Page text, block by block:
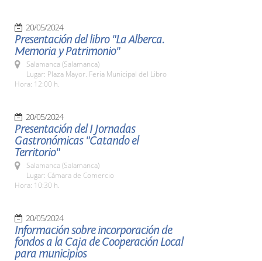
20/05/2024
Presentación del libro "La Alberca.
Memoria y Patrimonio"
Salamanca (Salamanca)
Lugar: Plaza Mayor. Feria Municipal del Libro
Hora: 12:00 h.
20/05/2024
Presentación del I Jornadas
Gastronómicas "Catando el
Territorio"
Salamanca (Salamanca)
Lugar: Cámara de Comercio
Hora: 10:30 h.
20/05/2024
Información sobre incorporación de
fondos a la Caja de Cooperación Local
para municipios